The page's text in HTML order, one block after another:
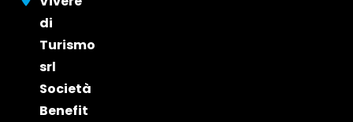
di
Turismo
srl
Società
Benefit